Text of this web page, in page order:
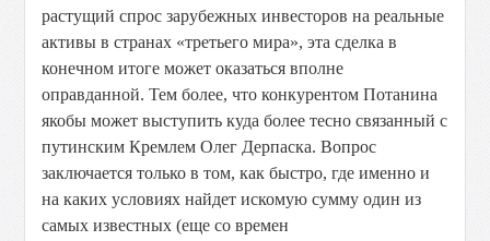
растущий спрос зарубежных инвесторов на реальные
активы в странах «третьего мира», эта сделка в
конечном итоге может оказаться вполне
оправданной. Тем более, что конкурентом Потанина
якобы может выступить куда более тесно связанный с
путинским Кремлем Олег Дерпаска. Вопрос
заключается только в том, как быстро, где именно и
на каких условиях найдет искомую сумму один из
самых известных (еще со времен